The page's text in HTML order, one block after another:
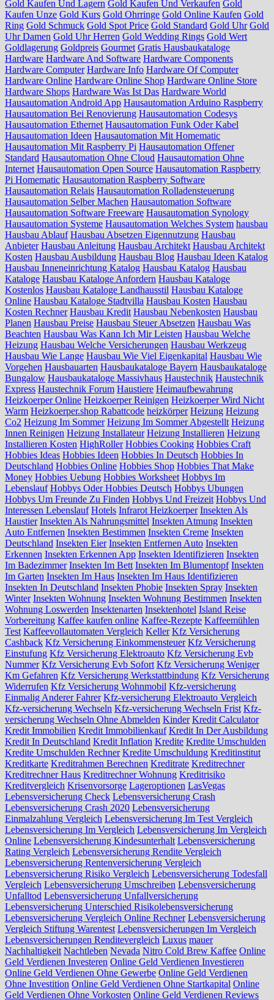
Gold Kaufen Und Lagern Gold Kaufen Und Verkaufen Gold
Kaufen Unze Gold Kurs Gold Ohrringe Gold Online Kaufen Gold
Ring Gold Schmuck Gold Spot Price Gold Standard Gold Uhr Gold
Uhr Damen Gold Uhr Herren Gold Wedding Rings Gold Wert
Goldlagerung Goldpreis Gourmet Gratis Hausbaukataloge
Hardware Hardware And Software Hardware Components
Hardware Computer Hardware Info Hardware Of Computer
Hardware Online Hardware Online Shop Hardware Online Store
Hardware Shops Hardware Was Ist Das Hardware World
Hausautomation Android App Hausautomation Arduino Raspberry
Hausautomation Bei Renovierung Hausautomation Codesys
Hausautomation Ethernet Hausautomation Funk Oder Kabel
Hausautomation Ideen Hausautomation Mit Homematic
Hausautomation Mit Raspberry Pi Hausautomation Offener
Standard Hausautomation Ohne Cloud Hausautomation Ohne
Internet Hausautomation Open Source Hausautomation Raspberry
Pi Homematic Hausautomation Raspberry Software
Hausautomation Relais Hausautomation Rolladensteuerung
Hausautomation Selber Machen Hausautomation Software
Hausautomation Software Freeware Hausautomation Synology
Hausautomation Systeme Hausautomation Welches System hausbau
Hausbau Ablauf Hausbau Absetzen Eigennutzung Hausbau
Anbieter Hausbau Anleitung Hausbau Architekt Hausbau Architekt
Kosten Hausbau Ausbildung Hausbau Blog Hausbau Ideen Katalog
Hausbau Inneneinrichtung Katalog Hausbau Katalog Hausbau
Kataloge Hausbau Kataloge Anfordern Hausbau Kataloge
Kostenlos Hausbau Kataloge Landhausstil Hausbau Kataloge
Online Hausbau Kataloge Stadtvilla Hausbau Kosten Hausbau
Kosten Rechner Hausbau Kredit Hausbau Nebenkosten Hausbau
Planen Hausbau Preise Hausbau Steuer Absetzen Hausbau Was
Beachten Hausbau Was Kann Ich Mir Leisten Hausbau Welche
Heizung Hausbau Welche Versicherungen Hausbau Werkzeug
Hausbau Wie Lange Hausbau Wie Viel Eigenkapital Hausbau Wie
Vorgehen Hausbauarten Hausbaukataloge Bayern Hausbaukataloge
Bungalow Hausbaukataloge Massivhaus Haustechnik Haustechnik
Express Haustechnik Forum Haustiere Heimaufbewahrung
Heizkoerper Online Heizkoerper Reinigen Heizkoerper Wird Nicht
Warm Heizkoerper.shop Rabattcode heizkörper Heizung Heizung
Co2 Heizung Im Sommer Heizung Im Sommer Abgestellt Heizung
Innen Reinigen Heizung Installateur Heizung Installieren Heizung
Installieren Kosten HighRoller Hobbies Cooking Hobbies Craft
Hobbies Ideas Hobbies Ideen Hobbies In Deutsch Hobbies In
Deutschland Hobbies Online Hobbies Shop Hobbies That Make
Money Hobbies Uebung Hobbies Worksheet Hobbys Im
Lebenslauf Hobbys Oder Hobbies Deutsch Hobbys Ubungen
Hobbys Um Freunde Zu Finden Hobbys Und Freizeit Hobbys Und
Interessen Lebenslauf Hotels Infrarot Heizkoerper Insekten Als
Haustier Insekten Als Nahrungsmittel Insekten Atmung Insekten
Auto Entfernen Insekten Bestimmen Insekten Creme Insekten
Deutschland Insekten Eier Insekten Entfernen Auto Insekten
Erkennen Insekten Erkennen App Insekten Identifizieren Insekten
Im Badezimmer Insekten Im Bett Insekten Im Blumentopf Insekten
Im Garten Insekten Im Haus Insekten Im Haus Identifizieren
Insekten In Deutschland Insekten Phobie Insekten Spray Insekten
Winter Insekten Wohnung Insekten Wohnung Bestimmen Insekten
Wohnung Loswerden Insektenarten Insektenhotel Island Reise
Vorbereitung Kaffee kaufen online Kaffee-Rezepte Kaffeemühlen
Test Kaffeevollautomaten Vergleich Keller Kfz Versicherung
Cashback Kfz Versicherung Einkommensteuer Kfz Versicherung
Einstufung Kfz Versicherung Elektroauto Kfz Versicherung Evb
Nummer Kfz Versicherung Evb Sofort Kfz Versicherung Weniger
Km Gefahren Kfz Versicherung Werkstattbindung Kfz Versicherung
Widerrufen Kfz Versicherung Wohnmobil Kfz-versicherung
Einmalig Anderer Fahrer Kfz-versicherung Elektroauto Vergleich
Kfz-versicherung Wechseln Kfz-versicherung Wechseln Frist Kfz-
versicherung Wechseln Ohne Abmelden Kinder Kredit Calculator
Kredit Immobilien Kredit Immobilienkauf Kredit In Der Ausbildung
Kredit In Deutschland Kredit Inflation Kredite Kredite Umschulden
Kredite Umschulden Rechner Kredite Umschuldung Kreditinstitut
Kreditkarte Kreditrahmen Berechnen Kreditrate Kreditrechner
Kreditrechner Haus Kreditrechner Wohnung Kreditrisiko
Kreditvergleich Krisenvorsorge Lageroptionen LasVegas
Lebensversicherung Check Lebensversicherung Crash
Lebensversicherung Crash 2020 Lebensversicherung
Einmalzahlung Vergleich Lebensversicherung Im Test Vergleich
Lebensversicherung Im Vergleich Lebensversicherung Im Vergleich
Online Lebensversicherung Kindesunterhalt Lebensversicherung
Rating Vergleich Lebensversicherung Rendite Vergleich
Lebensversicherung Rentenversicherung Vergleich
Lebensversicherung Risiko Vergleich Lebensversicherung Todesfall
Vergleich Lebensversicherung Umschreiben Lebensversicherung
Unfalltod Lebensversicherung Unfallversicherung
Lebensversicherung Unterschied Risikolebensversicherung
Lebensversicherung Vergleich Online Rechner Lebensversicherung
Vergleich Stiftung Warentest Lebensversicherungen Im Vergleich
Lebensversicherungen Renditevergleich Luxus mauer
Nachhaltigkeit Nachtleben Nevada Nitro Cold Brew Kaffee Online
Geld Verdienen Investeren Online Geld Verdienen Investieren
Online Geld Verdienen Ohne Gewerbe Online Geld Verdienen
Ohne Investition Online Geld Verdienen Ohne Startkapital Online
Geld Verdienen Ohne Vorkosten Online Geld Verdienen Reviews